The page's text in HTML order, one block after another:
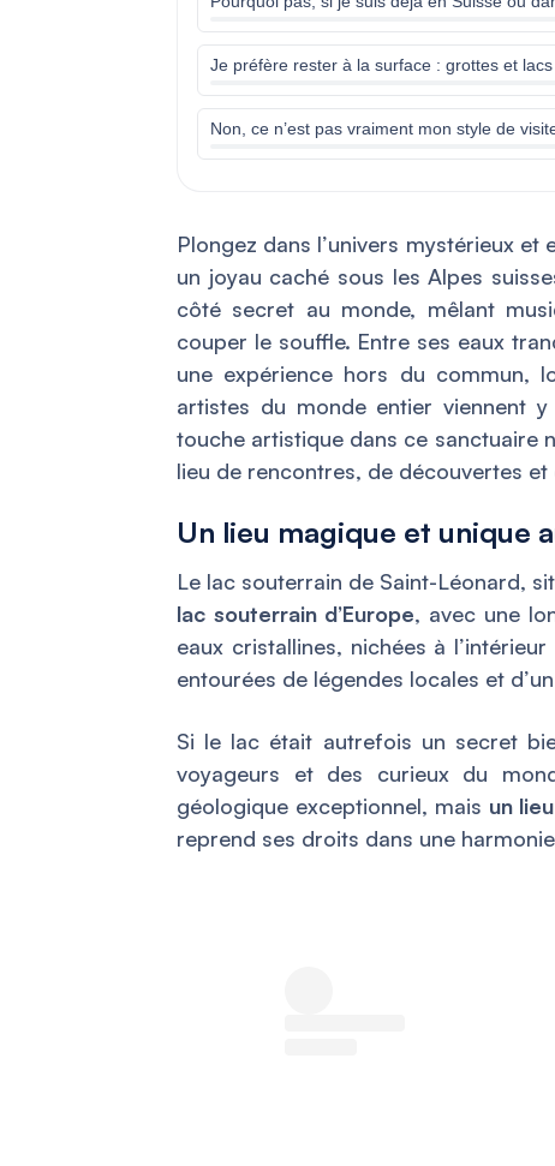
Je préfère rester à la surface : grottes et
Non, ce n’est pas vraiment mon style de
Plongez dans l’univers mystérieux
un joyau caché sous les Alpes
côté secret au monde, mêlant
couper le souffle. Entre ses eaux
une expérience hors du commun,
artistes du monde entier viennent
touche artistique dans ce sanctuaire
lieu de rencontres, de découvertes
Un lieu magique et unique
Le lac souterrain de Saint-Léonard,
lac souterrain d’Europe, avec une
eaux cristallines, nichées à
entourées de légendes locales et
Si le lac était autrefois un secret
voyageurs et des curieux du
géologique exceptionnel, mais un
reprend ses droits dans une